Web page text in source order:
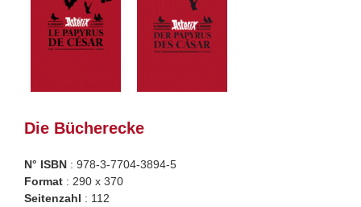
Die Bücherecke
N° ISBN : 978-3-7704-3894-5
Format : 290 x 370
Seitenzahl : 112